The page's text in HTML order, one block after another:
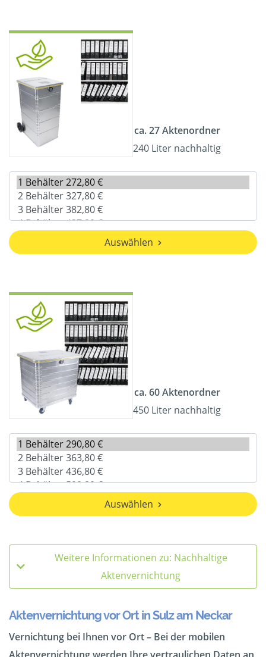
ca. 27 Aktenordner
240 Liter nachhaltig
Auswählen
ca. 60 Aktenordner
450 Liter nachhaltig
Auswählen
Weitere Informationen zu: Nachhaltige
Aktenvernichtung
Aktenvernichtung vor Ort in Sulz am Neckar
Vernichtung bei Ihnen vor Ort – Bei der mobilen